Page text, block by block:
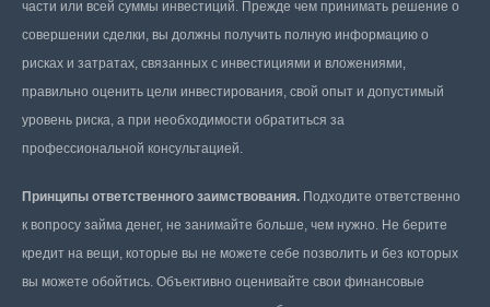
части или всей суммы инвестиций. Прежде чем принимать решение о
совершении сделки, вы должны получить полную информацию о
рисках и затратах, связанных с инвестициями и вложениями,
правильно оценить цели инвестирования, свой опыт и допустимый
уровень риска, а при необходимости обратиться за
профессиональной консультацией.
Принципы ответственного заимствования. Подходите ответственно
к вопросу займа денег, не занимайте больше, чем нужно. Не берите
кредит на вещи, которые вы не можете себе позволить и без которых
вы можете обойтись. Объективно оценивайте свои финансовые